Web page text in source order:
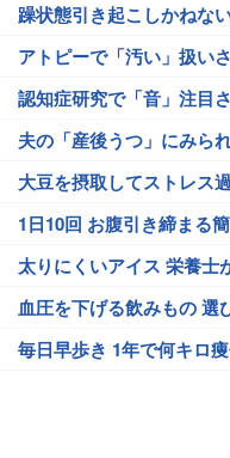
躁状態引き起こしかねな
アトピーで「汚い」扱い
認知症研究で「音」注目
夫の「産後うつ」にみら
大豆を摂取してストレス
1日10回 お腹引き締まる
太りにくいアイス 栄養士
血圧を下げる飲みもの 選
毎日早歩き 1年で何キロ